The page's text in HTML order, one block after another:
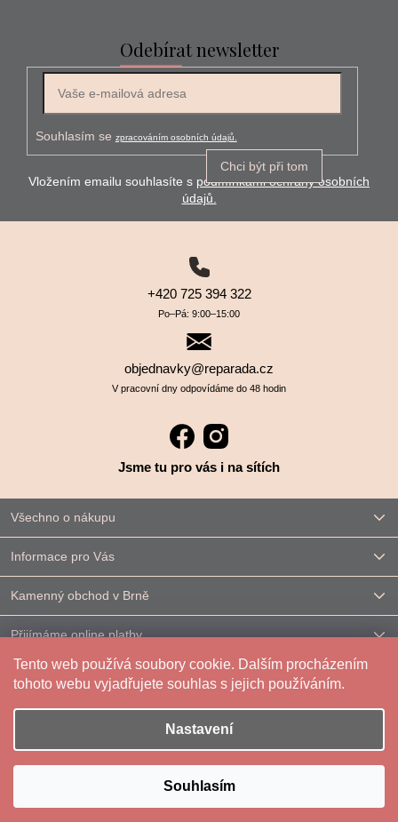
Tento web používá soubory cookie. Dalším procházením
tohoto webu vyjadřujete souhlas s jejich používáním.
Nastavení
Souhlasím
Odebírat newsletter
Souhlasím se zpracováním osobních údajů.
Chci být při tom
Vložením emailu souhlasíte s podmínkami ochrany osobních
údajů.
+420 725 394 322
Po–⁠⁠⁠⁠⁠⁠Pá: 9:00–⁠⁠⁠⁠⁠⁠15:00
objednavky@reparada.cz
V pracovní dny odpovídáme do 48 hodin
Jsme tu pro vás i na sítích
Všechno o nákupu
Informace pro Vás
Kamenný obchod v Brně
Přijímáme online platby
Kontakt
Vytvořil Shoptet|Upravilo
Reparáda. Všechna práva vyhrazena.